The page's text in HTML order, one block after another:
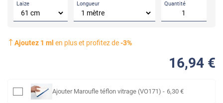
Laize Longueur Quantité
Ajoutez 1 ml en plus et profitez de-3%
16,94 €
Ajouter Maroufle téflon vitrage (VO171) - 6,30 €